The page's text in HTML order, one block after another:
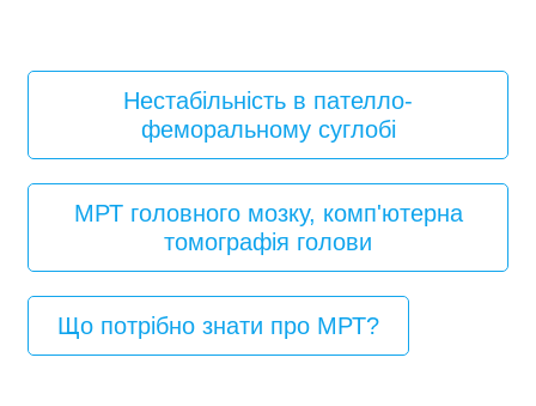
Нестабільність в пателло-
феморальному суглобі
МРТ головного мозку, комп'ютерна
томографія голови
Що потрібно знати про МРТ?